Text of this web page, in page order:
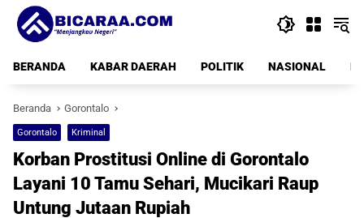
Langsung
konten
BERANDA
KABAR DAERAH POLITIK NASIONAL
Beranda Gorontalo
Gorontalo Kriminal
Korban Prostitusi Online di Gorontalo
Layani 10 Tamu Sehari, Mucikari Raup
Untung Jutaan Rupiah